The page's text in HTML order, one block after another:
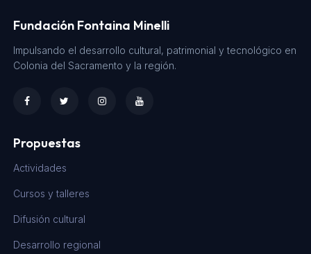
Fundación Fontaina Minelli
Impulsando el desarrollo cultural, patrimonial y tecnológico en
Colonia del Sacramento y la región.
Propuestas
Actividades
Cursos y talleres
Difusión cultural
Desarrollo regional